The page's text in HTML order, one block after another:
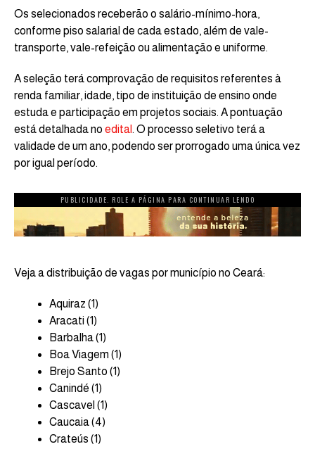
Os selecionados receberão o salário-mínimo-hora,
conforme piso salarial de cada estado, além de vale-
transporte, vale-refeição ou alimentação e uniforme.
A seleção terá comprovação de requisitos referentes à
renda familiar, idade, tipo de instituição de ensino onde
estuda e participação em projetos sociais. A pontuação
está detalhada no edital . O processo seletivo terá a
validade de um ano, podendo ser prorrogado uma única vez
por igual período.
PUBLICIDADE. ROLE A PÁGINA PARA CONTINUAR LENDO
Veja a distribuição de vagas por município no Ceará:
Aquiraz (1)
Aracati (1)
Barbalha (1)
Boa Viagem (1)
Brejo Santo (1)
Canindé (1)
Cascavel (1)
Caucaia (4)
Crateús (1)